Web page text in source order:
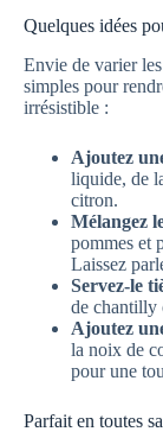
Quelques idées
Envie de varier
simples pour
irrésistible :
Ajoutez
liquide, de
citron.
Mélangez
pommes et
Laissez
Servez-le
de chantilly
Ajoutez
la noix de
pour une
Parfait en toutes